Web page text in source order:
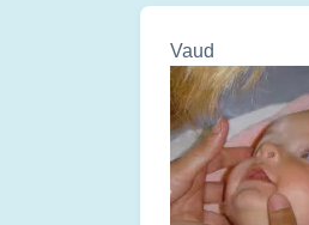
Vaud